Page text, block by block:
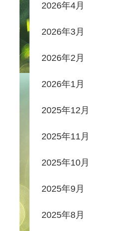
2026年4月
2026年3月
2026年2月
2026年1月
2025年12月
2025年11月
2025年10月
2025年9月
2025年8月